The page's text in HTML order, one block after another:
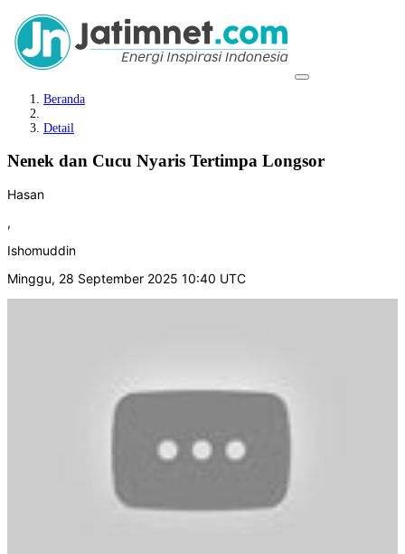
Beranda
Detail
Nenek dan Cucu Nyaris Tertimpa Longsor
Hasan
,
Ishomuddin
Minggu, 28 September 2025 10:40 UTC